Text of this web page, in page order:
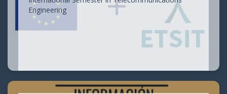
Engineering